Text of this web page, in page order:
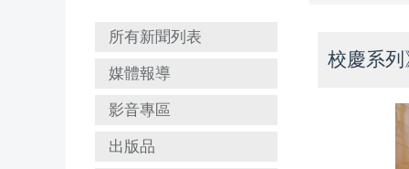
所有新聞列表
媒體報導
影音專區
出版品
校慶系